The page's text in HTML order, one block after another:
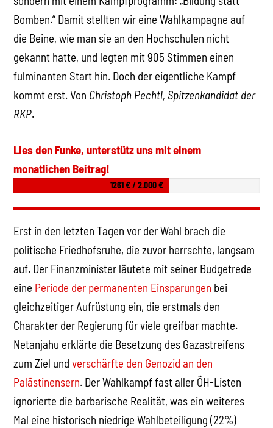
Bomben.“ Damit stellten wir eine Wahlkampagne auf
die Beine, wie man sie an den Hochschulen nicht
gekannt hatte, und legten mit 905 Stimmen einen
fulminanten Start hin. Doch der eigentliche Kampf
kommt erst. Von Christoph Pechtl, Spitzenkandidat der
RKP.
Lies den Funke, unterstütz uns mit einem
monatlichen Beitrag!
1261 € / 2.000 €
Erst in den letzten Tagen vor der Wahl brach die
politische Friedhofsruhe, die zuvor herrschte, langsam
auf. Der Finanzminister läutete mit seiner Budgetrede
eine Periode der permanenten Einsparungen bei
gleichzeitiger Aufrüstung ein, die erstmals den
Charakter der Regierung für viele greifbar machte.
Netanjahu erklärte die Besetzung des Gazastreifens
zum Ziel undverschärfte den Genozid an den
Palästinensern. Der Wahlkampf fast aller ÖH-Listen
ignorierte die barbarische Realität, was ein weiteres
Mal eine historisch niedrige Wahlbeteiligung (22%)